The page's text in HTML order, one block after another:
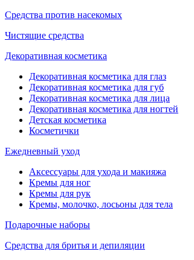
Средства против насекомых
Чистящие средства
Декоративная косметика
Декоративная косметика для глаз
Декоративная косметика для губ
Декоративная косметика для лица
Декоративная косметика для ногтей
Детская косметика
Косметички
Ежедневный уход
Аксессуары для ухода и макияжа
Кремы для ног
Кремы для рук
Кремы, молочко, лосьоны для тела
Подарочные наборы
Средства для бритья и депиляции